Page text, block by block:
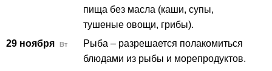
пища без масла (каши, супы,
тушеные овощи, грибы).
29 ноября
Вт
Рыба – разрешается полакомиться
блюдами из рыбы и морепродуктов.